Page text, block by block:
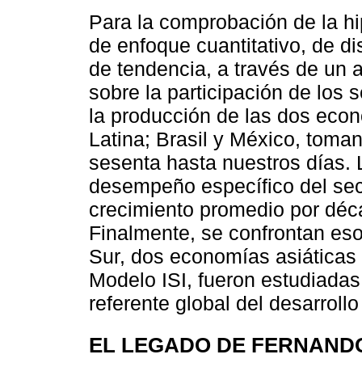
Para la comprobación de la
de enfoque cuantitativo, de
de tendencia, a través de un
sobre la participación de los
la producción de las dos
Latina; Brasil y México,
sesenta hasta nuestros días.
desempeño específico del
crecimiento promedio por
Finalmente, se confrontan
Sur, dos economías
Modelo ISI, fueron
referente global del
EL LEGADO DE